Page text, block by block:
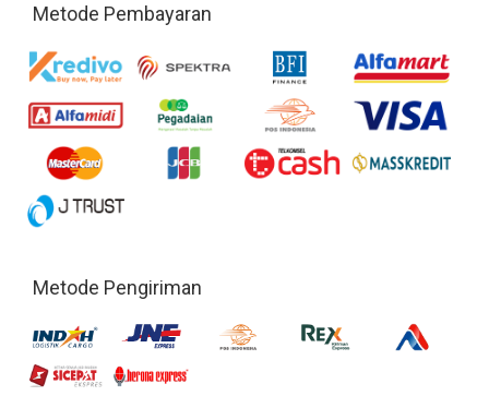
Metode Pembayaran
Metode Pengiriman